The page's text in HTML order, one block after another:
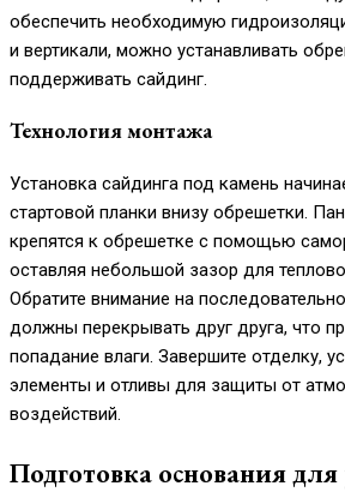
обеспечить необходимую
и вертикали, можно устанавливать
поддерживать сайдинг.
Технология монтажа
Установка сайдинга под камень
стартовой планки внизу обрешетки.
крепятся к обрешетке с помощью
оставляя небольшой зазор для
Обратите внимание на
должны перекрывать друг друга, что
попадание влаги. Завершите отделку,
элементы и отливы для защиты от
воздействий.
Подготовка основания для